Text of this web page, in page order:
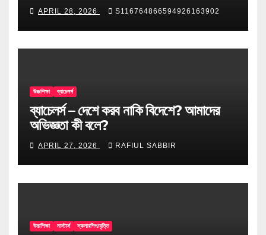
APRIL 28, 2026 S116764866594926163902
উচ্চশিক্ষা ব্যাচেলর্স
ব্যাচেলর্স – দেশে করব নাকি বিদেশে? আমাদের
অভিজ্ঞতা কী বলে?
APRIL 27, 2026 RAFIUL SABBIR
উচ্চশিক্ষা মাস্টার্স স্কলারশিপ/বৃত্তি